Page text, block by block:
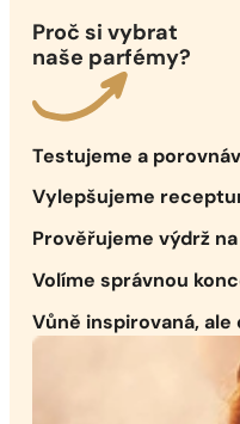
Proč si vybrat
naše parfémy?
Testujeme a
Vylepšujeme
Prověřujeme výdrž
Volíme správnou
Vůně inspirovaná, ale